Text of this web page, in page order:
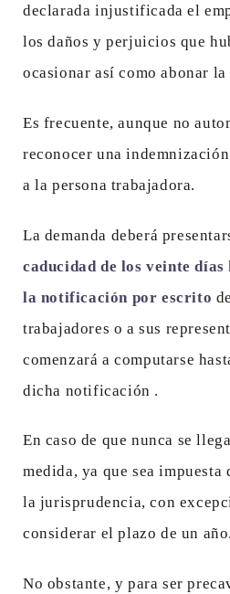
declarada injustificada el
los daños y perjuicios que
ocasionar así como abonar
Es frecuente, aunque no
reconocer una
a la persona trabajadora.
La demanda deberá
caducidad de los veinte días
la notificación por escrito
trabajadores o a sus
comenzará a computarse
dicha notificación .
En caso de que nunca se
medida, ya que sea impuesta
la jurisprudencia, con
considerar el plazo de un año.
No obstante, y para ser